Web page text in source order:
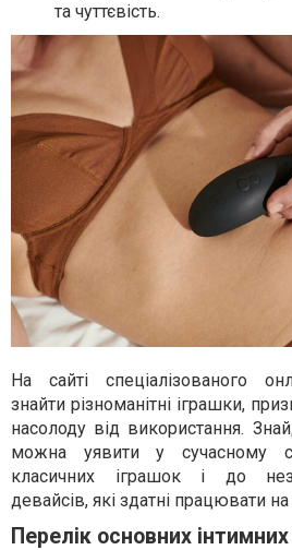
та чуттєвість.
На сайті спеціалізованого
знайти різноманітні іграшки,
насолоду від використання.
можна уявити у сучасному
класичних іграшок і до
девайсів, які здатні працювати на
Перелік основних